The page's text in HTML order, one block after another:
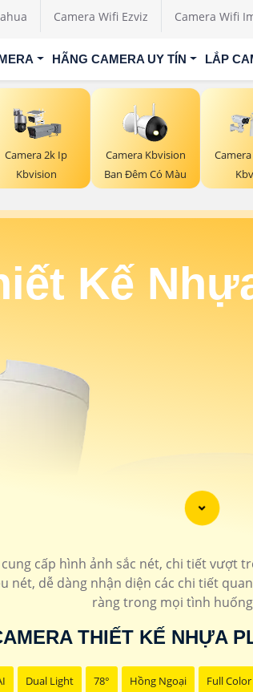
Camera Wifi Ezviz Camera Wifi
HÃNG CAMERA UY TÍN LẮP
Camera 2k Ip
Kbvision
Camera Kbvision
Ban Đêm Có Màu
Kế
cấp hình ảnh sắc nét, chi tiết vượt
nét, dễ dàng nhận diện các chi tiết
ràng trong mọi tình
THIẾT KẾ NHỰA
Dual Light 78° Hồng Ngoại Full Color